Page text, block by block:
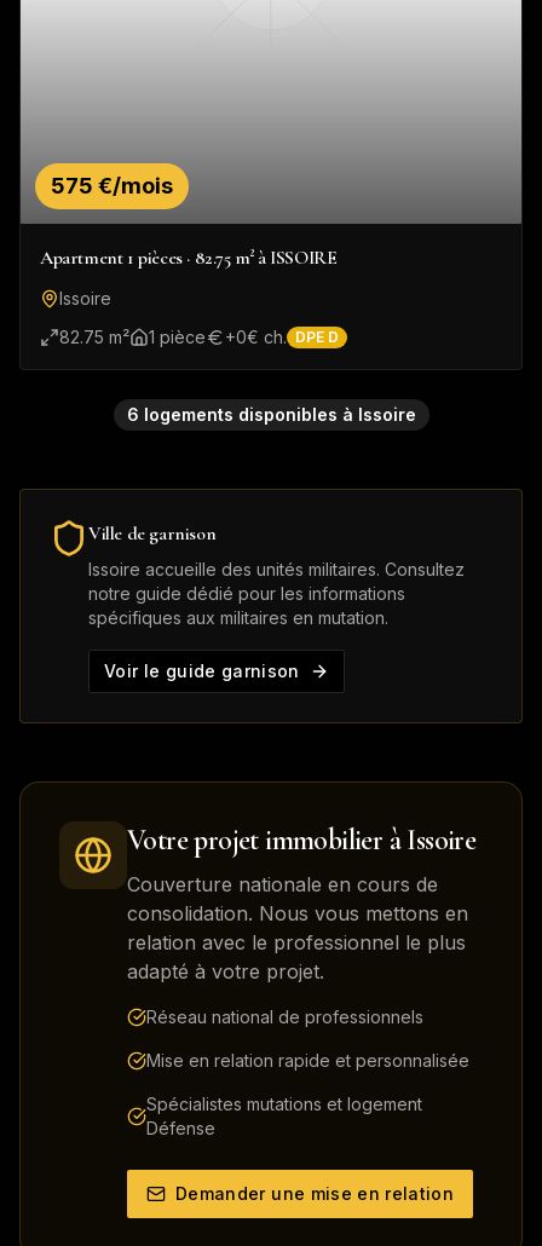
575 €/mois
Apartment 1 pièces · 82.75 m² à ISSOIRE
Issoire
82.75 m² 1 pièce +0€ ch. DPE D
6 logements disponibles à Issoire
Ville de garnison
Issoire accueille des unités militaires. Consultez
notre guide dédié pour les informations
spécifiques aux militaires en mutation.
Voir le guide garnison
Votre projet immobilier àIssoire
Couverture nationale en cours de
consolidation. Nous vous mettons en
relation avec le professionnel le plus
adapté à votre projet.
Réseau national de professionnels
Mise en relation rapide et personnalisée
Spécialistes mutations et logement
Défense
Demander une mise en relation